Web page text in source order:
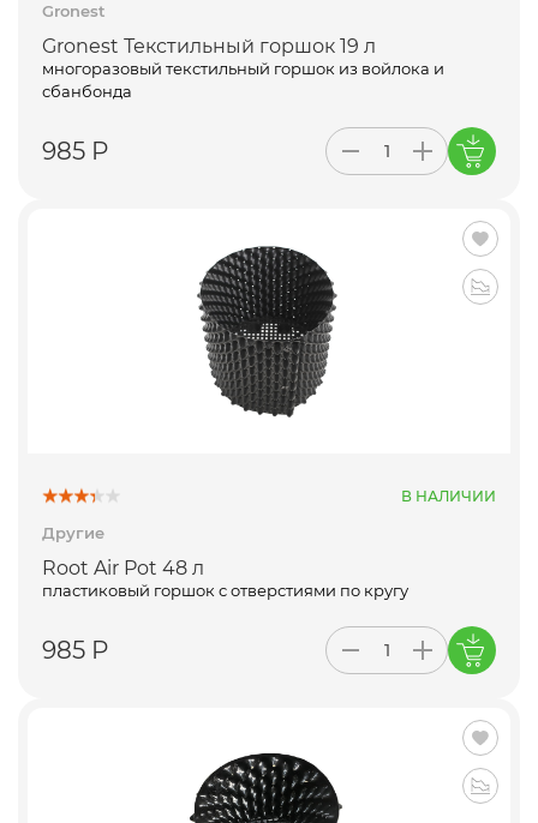
Gronest
Gronest Текстильный горшок 19 л
многоразовый текстильный горшок из войлока и
сбанбонда
985 Р
В НАЛИЧИИ
Другие
Root Air Pot 48 л
пластиковый горшок с отверстиями по кругу
985 Р